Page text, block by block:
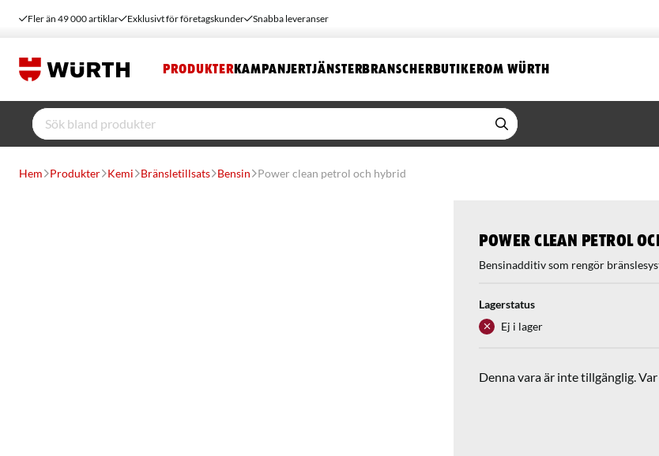
Fler än 49 000 artiklar Exklusivt för företagskunder Snabba leveranser
PRODUKTER KAMPANJERTJÄNSTERBRANSCHERBUTIKEROM WÜRTH
Hem Produkter Kemi Bränsletillsats Bensin Power clean petrol och hybrid
Power clean petrol
Bensinadditiv som rengör
Lagerstatus
Ej i lager
Denna vara är inte tillgänglig.